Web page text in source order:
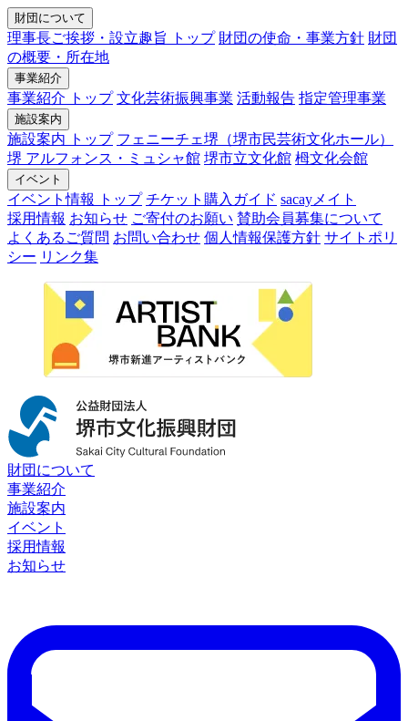
財団について
理事長ご挨拶・設立趣旨 トップ 財団の使命・事業方針 財団
の概要・所在地
事業紹介
事業紹介 トップ 文化芸術振興事業 活動報告 指定管理事業
施設案内
施設案内 トップ フェニーチェ堺（堺市民芸術文化ホール）
堺 アルフォンス・ミュシャ館 堺市立文化館 栂文化会館
イベント
イベント情報 トップ チケット購入ガイド sacayメイト
採用情報 お知らせ ご寄付のお願い 賛助会員募集について
よくあるご質問 お問い合わせ 個人情報保護方針 サイトポリ
シー リンク集
財団について
事業紹介
施設案内
イベント
採用情報
お知らせ